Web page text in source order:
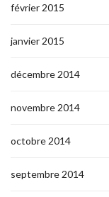
février 2015
janvier 2015
décembre 2014
novembre 2014
octobre 2014
septembre 2014